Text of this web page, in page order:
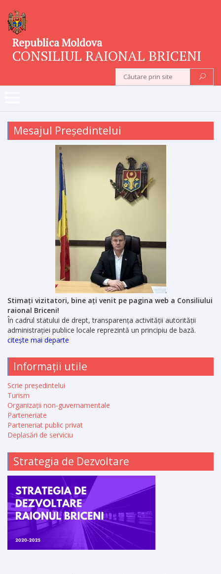
Republica Moldova
CONSILIUL RAIONAL BRICENI
Mesajul Președintelui
Stimați vizitatori, bine ați venit pe pagina web a Consiliului
raional Briceni!
În cadrul statului de drept, transparența activității autorității
administrației publice locale reprezintă un principiu de bază.
citește mai departe
Informații utile
Scrie președintelui
Turism
Organizații non-guvernamentale
Parteneriate
Parteneriat public privat
Deplasări de serviciu
Strategia de Dezvoltare